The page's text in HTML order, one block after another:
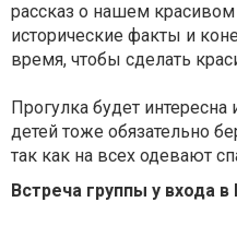
рассказ о нашем
исторические факты и
время, чтобы сделать
Прогулка будет
детей тоже обязательно
так как на всех одевают
Встреча группы у входа